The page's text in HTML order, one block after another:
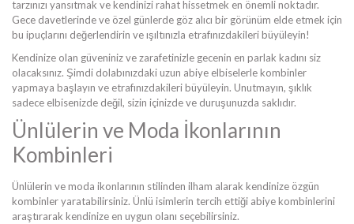
tarzınızı yansıtmak ve kendinizi rahat hissetmek en önemli noktadır.
Gece davetlerinde ve özel günlerde göz alıcı bir görünüm elde etmek için
bu ipuçlarını değerlendirin ve ışıltınızla etrafınızdakileri büyüleyin!
Kendinize olan güveniniz ve zarafetinizle gecenin en parlak kadını siz
olacaksınız. Şimdi dolabınızdaki uzun abiye elbiselerle kombinler
yapmaya başlayın ve etrafınızdakileri büyüleyin. Unutmayın, şıklık
sadece elbisenizde değil, sizin içinizde ve duruşunuzda saklıdır.
Ünlülerin ve Moda İkonlarının
Kombinleri
Ünlülerin ve moda ikonlarının stilinden ilham alarak kendinize özgün
kombinler yaratabilirsiniz. Ünlü isimlerin tercih ettiği abiye kombinlerini
araştırarak kendinize en uygun olanı seçebilirsiniz.